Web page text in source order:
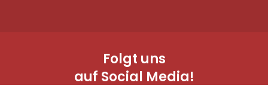
Folgt uns
auf Social Media!